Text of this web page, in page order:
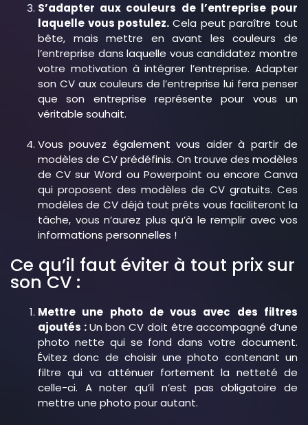
S’adapter aux couleurs de l’entreprise pour
laquelle vous postulez. Cela peut paraître tout
bête, mais mettre en avant les couleurs de
l’entreprise dans laquelle vous candidatez montre
votre motivation à intégrer l’entreprise. Adapter
son CV aux couleurs de l’entreprise lui fera penser
que son entreprise représente pour vous un
véritable souhait.
Vous pouvez également vous aider à partir de
modèles de CV prédéfinis. On trouve des modèles
de CV sur Word ou Powerpoint ou encore Canva
qui proposent des modèles de CV gratuits. Ces
modèles de CV déjà tout prêts vous faciliteront la
tâche, vous n’aurez plus qu’à le remplir avec vos
informations personnelles !
Ce qu’il faut éviter à tout prix sur
son CV :
Mettre une photo de vous avec des filtres
ajoutés :Un bon CV doit être accompagné d’une
photo nette qui se fond dans votre document.
Évitez donc de choisir une photo contenant un
filtre qui va atténuer fortement la netteté de
celle-ci. A noter qu’il n’est pas obligatoire de
mettre une photo pour autant.